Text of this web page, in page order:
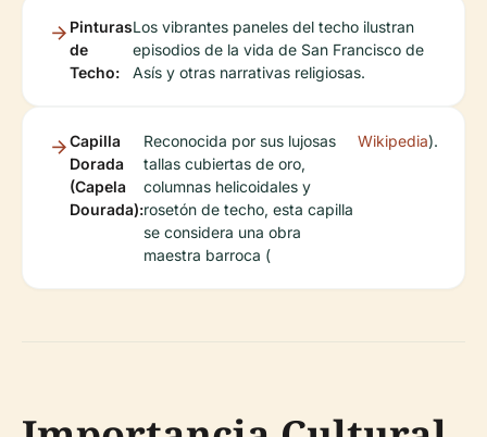
Pinturas
de
Techo:
Los vibrantes paneles del techo ilustran
episodios de la vida de San Francisco de
Asís y otras narrativas religiosas.
Capilla
Dorada
(Capela
Dourada):
Reconocida por sus lujosas
tallas cubiertas de oro,
columnas helicoidales y
rosetón de techo, esta capilla
se considera una obra
maestra barroca (
Wikipedia).